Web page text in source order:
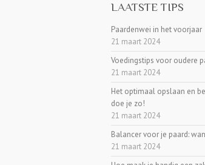
LAATSTE TIPS
Paardenwei in het voorjaar
21 maart 2024
Voedingstips voor oudere
21 maart 2024
Het optimaal opslaan en
doe je zo!
21 maart 2024
Balancer voor je paard:
21 maart 2024